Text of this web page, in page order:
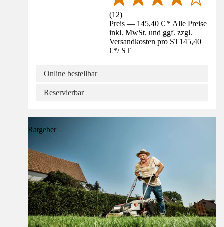
(12)
Preis — 145,40 € * Alle Preise
inkl. MwSt. und ggf. zzgl.
Versandkosten pro ST145,40
€*/ ST
Online bestellbar
Reservierbar
Ratgeber